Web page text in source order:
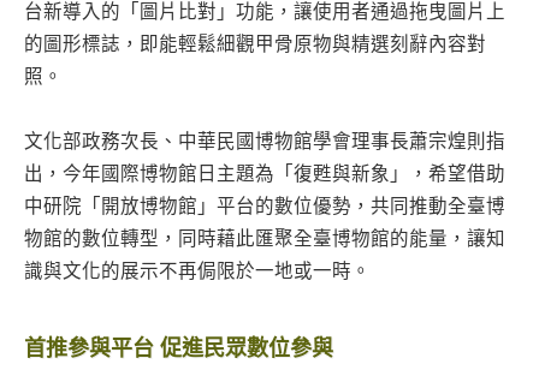
台新導入的「圖片比對」功能，讓使用者通過拖曳圖片上
的圖形標誌，即能輕鬆細觀甲骨原物與精選刻辭內容對
照。
文化部政務次長、中華民國博物館學會理事長蕭宗煌則指
出，今年國際博物館日主題為「復甦與新象」，希望借助
中研院「開放博物館」平台的數位優勢，共同推動全臺博
物館的數位轉型，同時藉此匯聚全臺博物館的能量，讓知
識與文化的展示不再侷限於一地或一時。
首推參與平台 促進民眾數位參與